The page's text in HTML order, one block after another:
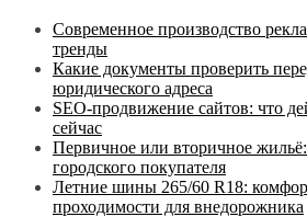
Современное производство
тренды
Какие документы проверить
юридического адреса
SEO-продвижение сайтов: что
сейчас
Первичное или вторичное
городского покупателя
Летние шины 265/60 R18:
проходимости для внедорожника